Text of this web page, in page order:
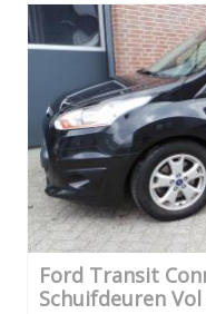
Ford Transit
Schuifdeuren